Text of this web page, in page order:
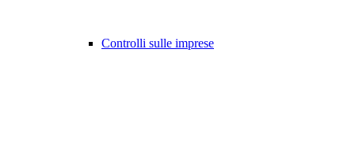
Controlli sulle imprese